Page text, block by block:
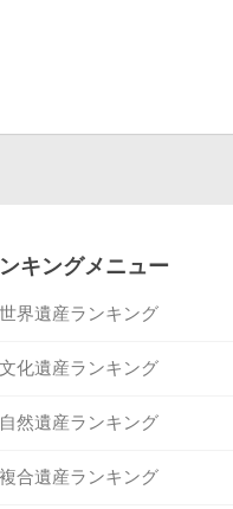
キングメニュー
世界遺産ランキング
文化遺産ランキング
自然遺産ランキング
複合遺産ランキング